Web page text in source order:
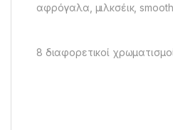
αφρόγαλα, μιλκσέικ,
8 διαφορετικοί